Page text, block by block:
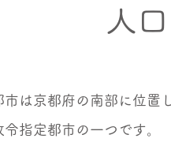
人口
市は京都府の南部に位置
令指定都市の一つです。